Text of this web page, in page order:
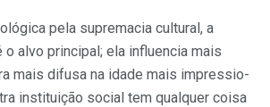
pela supremacia cultural, a
o alvo principal; ela influencia mais
mais difusa na idade mais impressio­
instituição social tem qualquer coisa